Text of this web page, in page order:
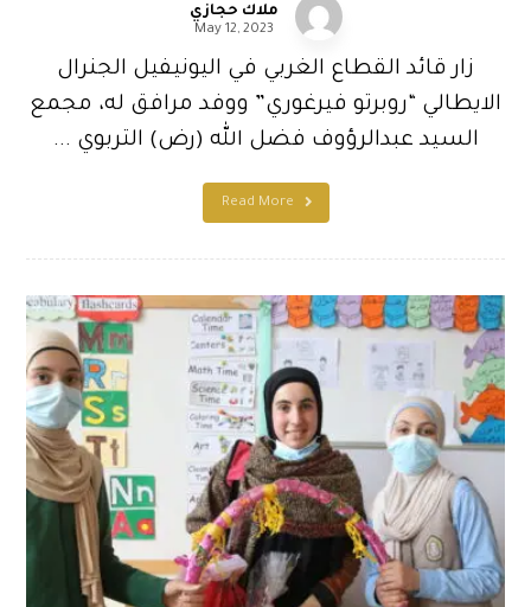
ملاك حجازي
May 12, 2023
زار قائد القطاع الغربي في اليونيفيل الجنرال
الايطالي “روبرتو فيرغوري” ووفد مرافق له، مجمع
السيد عبدالرؤوف فضل الله (رض) التربوي ...
Read More